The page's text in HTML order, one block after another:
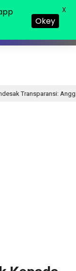
Disdik Lampura
Okey
X